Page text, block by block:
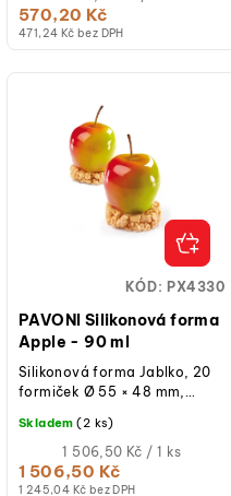
471,24 Kč bez DPH
570,20 Kč
cena:
PAVONI Silikonová forma
Apple - 90 ml
1 245,04 Kč bez DPH
1 506,50 Kč
Měrná
cena:
1 506,50 Kč / 1 ks
Skladem (2 ks)
Silikonová forma Jablko, 20
formiček Ø 55 × 48 mm,
400 × 300 mm, platinový
silikon,...
KÓD:PX4330